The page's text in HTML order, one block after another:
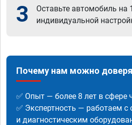
3
Оставьте автомобиль на
индивидуальной
Почему нам можно
✅ Опыт — более 8 лет в сфере
✅ Экспертность — работаем
и диагностическим